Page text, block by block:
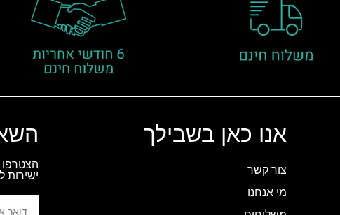
אנו כאן בשבילך
צור קשר
מי אנחנו
הצטרפו
ישירות